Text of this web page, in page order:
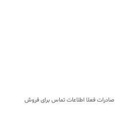
فعلا اطلاعات تماس برای فروش